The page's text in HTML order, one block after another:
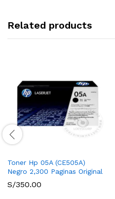
Related products
Toner Hp 05A (CE505A)
Negro 2,300 Paginas Original
S/350.00